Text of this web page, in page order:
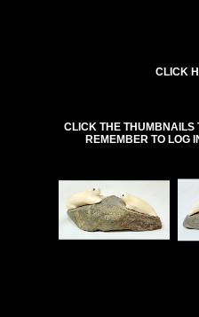
CLICK
CLICK THE THUMBNAILS
REMEMBER TO LOG